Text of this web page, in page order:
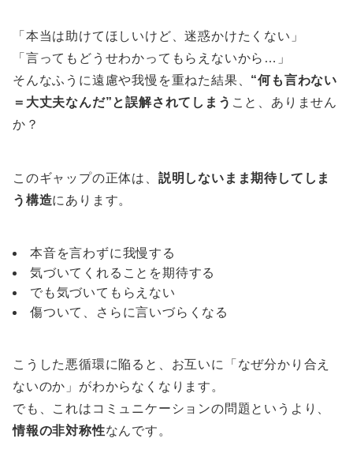
「本当は助けてほしいけど、迷惑かけたくない」
「言ってもどうせわかってもらえないから…」
そんなふうに遠慮や我慢を重ねた結果、 “何も言わない
＝大丈夫なんだ”と誤解されてしまう こと、ありません
か？
このギャップの正体は、 説明しないまま期待してしま
う構造にあります。
本音を言わずに我慢する
気づいてくれることを期待する
でも気づいてもらえない
傷ついて、さらに言いづらくなる
こうした悪循環に陥ると、お互いに「なぜ分かり合え
ないのか」がわからなくなります。
でも、これはコミュニケーションの問題というより、
情報の非対称性なんです。